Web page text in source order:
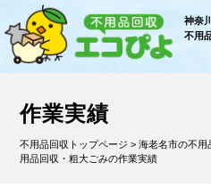
神奈
不用
作業実績
不用品回収トップページ >海老名市の不用
用品回収・粗大ごみの作業実績